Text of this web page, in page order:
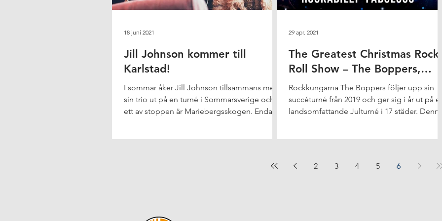
Jill Johnson kommer till
Karlstad!
I sommar åker Jill Johnson tillsammans med
sin trio ut på en turné i Sommarsverige och
ett av stoppen är Mariebergsskogen. Endast
18 juni 2021
The Greatest Christmas Rock n
Roll Show – The Boppers,
Brolle & Rockabilly Fabulous
Rockkungarna The Boppers följer upp sin
succéturné från 2019 och ger sig i år ut på en
landsomfattande Julturné i 17 städer. Denna
29 apr. 2021
2 3 4 5 6